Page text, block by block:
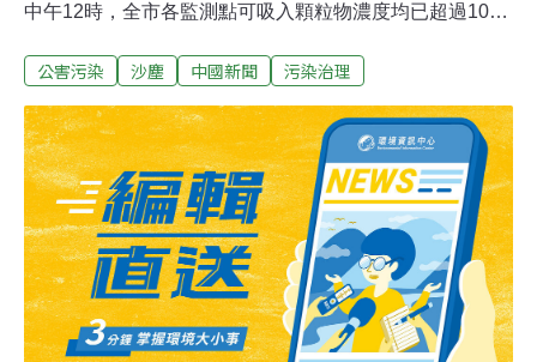
中午12時，全市各監測點可吸入顆粒物濃度均已超過1000
候明顯，1月下旬至今，各區(市、縣)基本未出現有效降
都市已受到3次浮塵天氣的影響，空氣質量處於連續污染
狀態。尤其是3月9日晚起，受新疆、內蒙古西北方向而來
的沙塵影響，10日凌晨2時，成都市中心城區各測點可吸
入顆粒物濃度快速上升，5時城區每小時均值已超過800微
克/立方米。
公害污染 沙塵 中國新聞 污染治理